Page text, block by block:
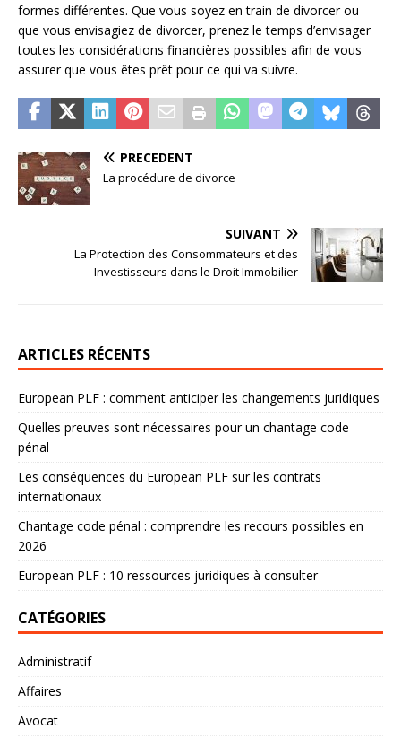
formes différentes. Que vous soyez en train de divorcer ou
que vous envisagiez de divorcer, prenez le temps d’envisager
toutes les considérations financières possibles afin de vous
assurer que vous êtes prêt pour ce qui va suivre.
PRÉCÉDENT
La procédure de divorce
SUIVANT
La Protection des Consommateurs et des
Investisseurs dans le Droit Immobilier
ARTICLES RÉCENTS
European PLF : comment anticiper les changements juridiques
Quelles preuves sont nécessaires pour un chantage code
pénal
Les conséquences du European PLF sur les contrats
internationaux
Chantage code pénal : comprendre les recours possibles en
2026
European PLF : 10 ressources juridiques à consulter
CATÉGORIES
Administratif
Affaires
Avocat